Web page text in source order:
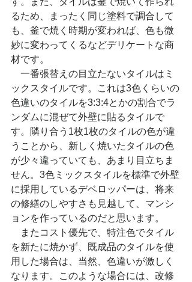
るため、まったく同じ塗料で調合して
も、釜で焼く時期が変われば、色も微
妙に変わってくるなどデリケートな商
材です。
一番張替えの目立たないタイルはミ
ックスタイルです。これは3色くらいの
色違いのタイルを3:3:4とかの割合でラ
ンダムに混ぜて外壁に貼るタイルで
す。隣り合う1枚1枚のタイルの色が違
うことから、新しく焼いたタイルの色
が少々違っていても、あまり目立ちま
せん。3色ミックスタイルを標準で外壁
に採用しているデベロッパーは、将来
の修繕のしやすさも見越して、マンシ
ョンを作っているのだと思います。
またコスト優先で、特注色でタイル
を新たに焼かず、既成品のタイルを使
用した場合は、当然、色違いが激しく
なります。このような場合には、改修